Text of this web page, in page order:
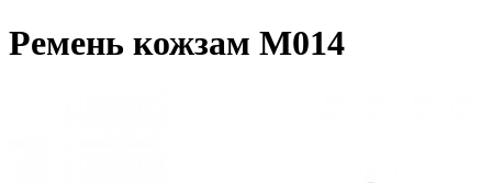
Ремень кожзам M014